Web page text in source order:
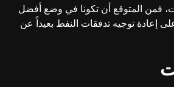
فمن المتوقع أن تكونا في وضع أفضل
إعادة توجيه تدفقات النفط بعيداً عن